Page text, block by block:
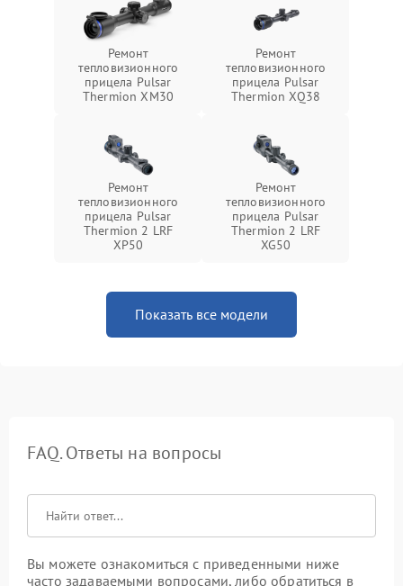
Ремонт
тепловизионного
прицела Pulsar
Thermion XM30
Ремонт
тепловизионного
прицела Pulsar
Thermion XQ38
Ремонт
тепловизионного
прицела Pulsar
Thermion 2 LRF
XP50
Ремонт
тепловизионного
прицела Pulsar
Thermion 2 LRF
XG50
Показать все модели
FAQ. Ответы на вопросы
Вы можете ознакомиться с приведенными ниже
часто задаваемыми вопросами, либо обратиться в